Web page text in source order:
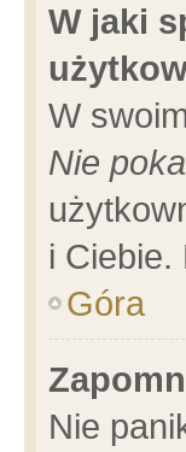
W jaki
W
Nie
i
Góra
Nie